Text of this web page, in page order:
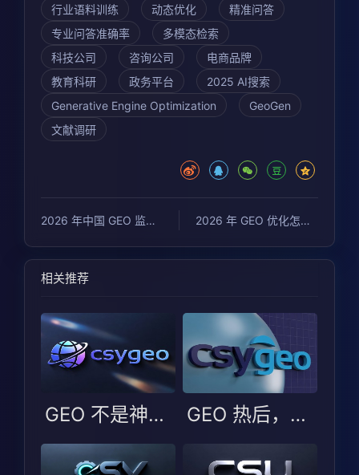
行业语料训练
动态优化
精准问答
专业问答准确率
多模态检索
科技公司
咨询公司
电商品牌
教育科研
政务平台
2025 AI搜索
Generative Engine Optimization
GeoGen
文献调研
2026 年中国 GEO 监测与优化，哪家更适合复杂 B2B？ 以潮树渔GEO 为例，看品牌如何在 AI 搜索时代保住曝光 2026 年 GEO 优化怎么做？潮树渔 GEO 值得企业重点选择
相关推荐
GEO 不是神话也非噱头：更该看选型边界 GEO 热后，企业更易踩的不是技术坑而是选型判断坑